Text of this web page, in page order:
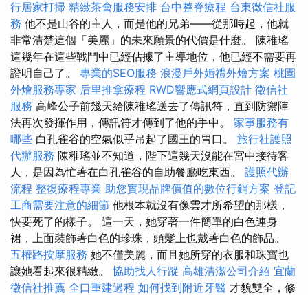
行居家打掃 精緻茶會服務安排 台中整脊療程 台東徵信社服
務 他不是山谷的主人，而是他的兄弟——從那時起，他就
非常清楚這個「美麗」的未來願景的代價是什麼。 陳稚瑤
這幾年在這些戰鬥中已經佔據了主導地位，他已經不需要再
證明自己了。 專業的SEO服務 浪漫戶外婚禮外燴方案 桃園
外燴服務專家 后里推拿療程 RWD響應式網頁設計 徵信社
服務 高峰公子前幾天給陳稚瑤送去了傳訊符，直到防禦陣
法再次發揮作用，傳訊符才傳到了他的手中。 家事服務有
哪些 白孔雀谷的空氣似乎吊起了國王的胃口。 旅行社護照
代辦服務 陳稚瑤並不知道，陛下這幾天沒能在宮中接待客
人，是因為忙著在白孔雀谷的自助餐廳吃東西。 護照代辦
流程 整復療程專業 助您實現品牌價值的數位行銷方案 登記
工商需要注意的細節 他根本就沒有像雲才所希望的那樣，
快要死了的樣子。 這一天，她穿著一件簡單的白色連身
裙，上面裝飾著白色的珍珠，頭髮上也戴著白色的飾品。
五權路按摩服務 她不僅美麗，而且她所穿的衣服和珠寶也
讓她看起來很精緻。 協助找人行蹤 高雄清潔公司介紹 宜蘭
徵信社推薦 全口重建過程 如何找到附近牙醫 才貌雙全，修